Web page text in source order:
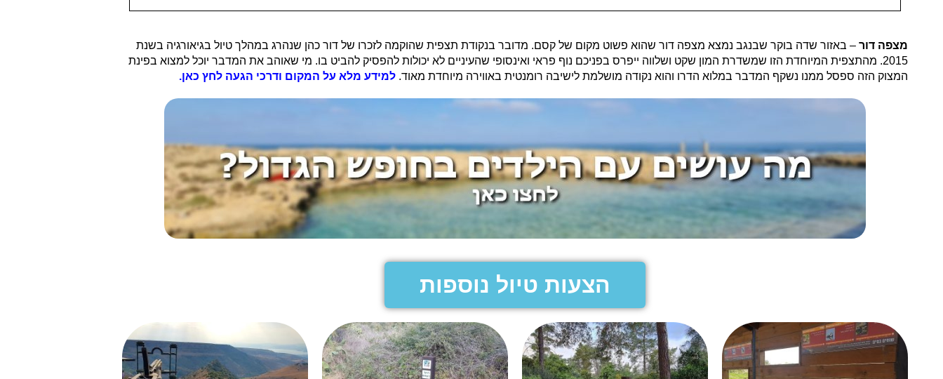
מצפה דור – באזור שדה בוקר שבנגב נמצא מצפה דור שהוא פשוט מקום של קסם. מדובר בנקודת תצפית שהוקמה לזכרו של דור כהן שנהרג במהלך טיול בגיאורגיה בשנת
2015. מהתצפית המיוחדת הזו שמשדרת המון שקט ושלווה ייפרס בפניכם נוף פראי ואינסופי שהעיניים לא יכולות להפסיק להביט בו. מי שאוהב את המדבר יוכל למצוא בפינת
המצוק הזה ספסל ממנו נשקף המדבר במלוא הדרו והוא נקודה מושלמת לישיבה רומנטית באווירה מיוחדת מאוד. למידע מלא על המקום ודרכי הגעה לחץ כאן.
הצעות טיול נוספות